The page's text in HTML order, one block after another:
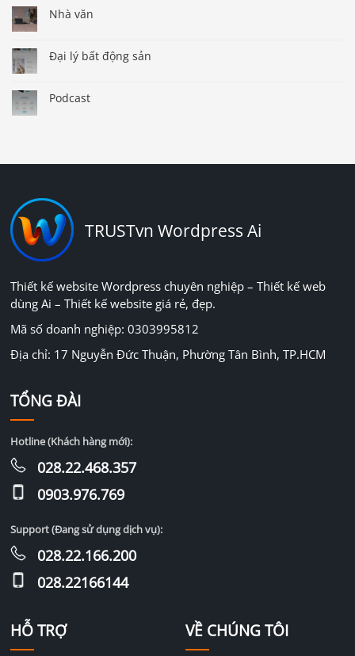
Nhà văn
Đại lý bất động sản
Podcast
TRUSTvn Wordpress Ai
Thiết kế website Wordpress chuyên nghiệp – Thiết kế web
dùng Ai – Thiết kế website giá rẻ, đẹp.
Mã số doanh nghiệp: 0303995812
Địa chỉ: 17 Nguyễn Đức Thuận, Phường Tân Bình, TP.HCM
HỖ TRỢ VỀ CHÚNG TÔI
TỔNG ĐÀI
Hotline (Khách hàng mới):
028.22.468.357
0903.976.769
Support (Đang sử dụng dịch vụ):
028.22.166.200
028.22166144